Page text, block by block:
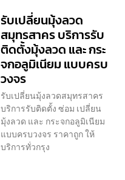
รับเปลี่ยนมุ้งลวด
สมุทรสาคร บริการรับ
ติดตั้งมุ้งลวด และ กระ
จกอลูมิเนียม แบบครบ
วงจร
รับเปลี่ยนมุ้งลวดสมุทรสาคร
บริการรับติดตั้ง ซ่อม เปลี่ยน
มุ้งลวด และ กระจกอลูมิเนียม
แบบครบวงจร ราคาถูก ให้
บริการทั่วกรุง